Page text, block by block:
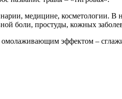
медицине, косметологии.
боли, простуды, кожных
эффектом –